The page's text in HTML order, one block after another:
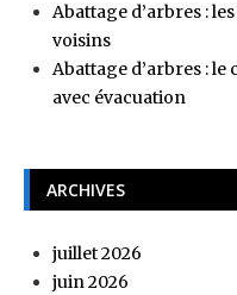
Abattage d’arbres :
voisins
Abattage d’arbres :
avec évacuation
ARCHIVES
juillet 2026
juin 2026